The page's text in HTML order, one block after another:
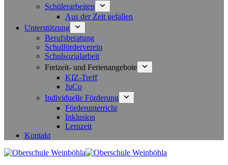
Schülerarbeiten
Aus der Zeit gefallen
Unterstützung
Berufsberatung
Schulförderverein
Schulsozialarbeit
Freizeit- und Ferienangebote
KIZ-Treff
JuCo
Individuelle Förderung
Förderunterricht
Inklusion
Lernzeit
Kontakt